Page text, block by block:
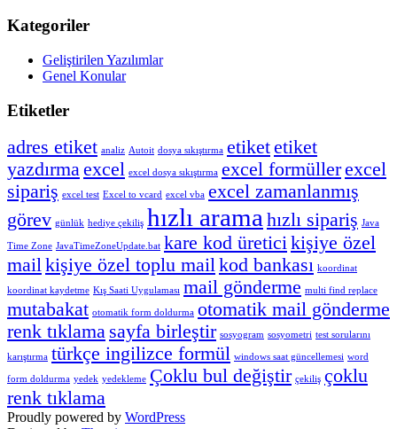
Kategoriler
Geliştirilen Yazılımlar
Genel Konular
Etiketler
adres etiket analiz Autoit dosya sıkıştırma etiketetiket
yazdırmaexcel excel dosya sıkıştırma excel formüllerexcel
sipariş excel test Excel to vcard excel vba excel zamanlanmış
görev günlük hediye çekiliş hızlı aramahızlı sipariş Java
Time Zone JavaTimeZoneUpdate.bat kare kod üreticikişiye özel
mailkişiye özel toplu mailkod bankası koordinat
koordinat kaydetme Kış Saati Uygulaması mail gönderme multi find replace
mutabakat otomatik form doldurma otomatik mail gönderme
renk tıklama sayfa birleştir sosyogram sosyometri test sorularını
karıştırma türkçe ingilizce formül windows saat güncellemesi word
form doldurma yedek yedekleme Çoklu bul değiştir çekiliş çoklu
renk tıklama
Proudly powered by WordPress